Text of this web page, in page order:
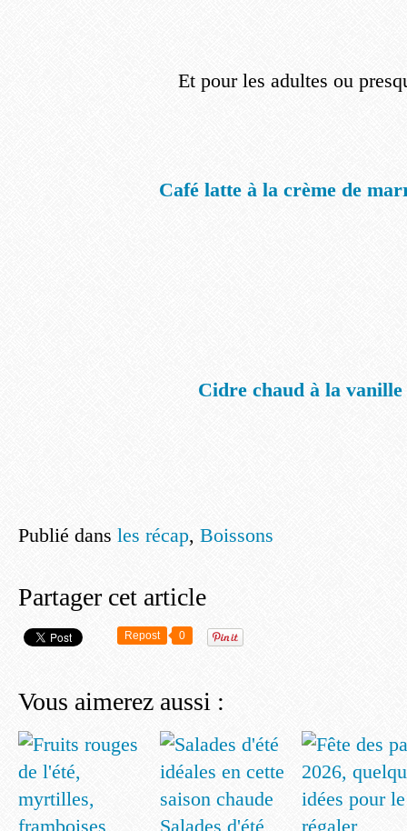
Et pour les adultes ou
Café latte à la crème de
Cidre chaud à la vanille
Publié dans les récap, Boissons
Partager cet article
Repost 0
Vous aimerez aussi :
Salades d'été